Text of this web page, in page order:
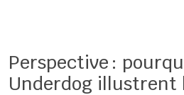
Perspective :
Underdog illustrent